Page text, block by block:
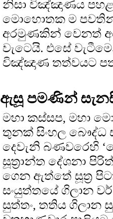
නිසා විඤ්ඤාණය
මොහොතක ම
අරමුණකින් වෙනත්
වැටෙයි. එසේ
විඤ්ඤාණ තත්වයට
ඇසූ පමණින්
මහා කස්සප, මහා
තුනක් සිංහල බෞද්ධ
දෙවැනි බණවරෙහි
සූත්‍රාන්ත දේශනා
ගෙන ඇත්තේ සූත්‍ර
සංයුත්තයේ ගිලාන
සුත්තං, තතිය ගිලාන